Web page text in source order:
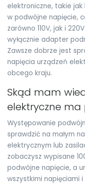
elektroniczne, takie
w podwójne napięcie,
zarówno 110V, jak i
wyłącznie adapter
Zawsze dobrze jest
napięcia urządzeń
obcego kraju.
Skąd mam
elektryczne
Występowanie
sprawdzić na małym
elektrycznym lub
zobaczysz wypisane
podwójne napięcie, a
wszystkimi napięciami